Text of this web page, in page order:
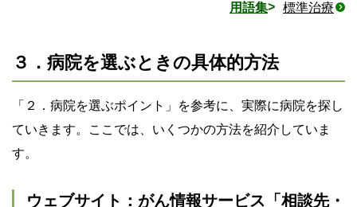
用語集 標準治療
３．病院を選ぶときの具体的方法
「２．病院を選ぶポイント」を参考に、実際に病院を探し
ていきます。ここでは、いくつかの方法を紹介していま
す。
ウェブサイト：がん情報サービス「相談先・